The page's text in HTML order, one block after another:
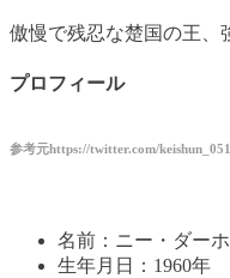
傲慢で残忍な楚国の王、
プロフィール
参考元https://twitter.com/
名前：ニー・ダー
生年月日：1960年